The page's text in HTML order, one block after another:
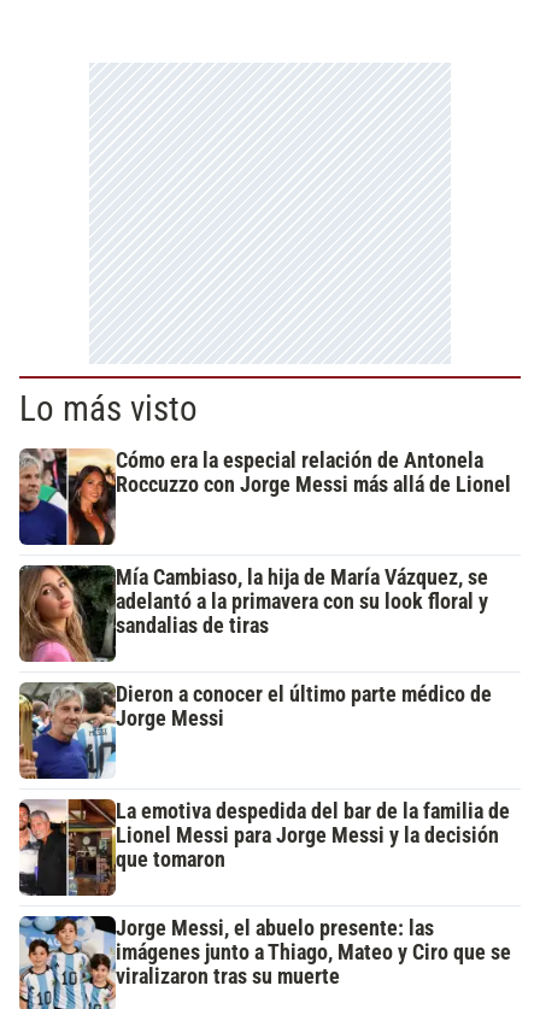
Lo más visto
Cómo era la especial relación de Antonela
Roccuzzo con Jorge Messi más allá de Lionel
Mía Cambiaso, la hija de María Vázquez, se
adelantó a la primavera con su look floral y
sandalias de tiras
Dieron a conocer el último parte médico de
Jorge Messi
La emotiva despedida del bar de la familia de
Lionel Messi para Jorge Messi y la decisión
que tomaron
Jorge Messi, el abuelo presente: las
imágenes junto a Thiago, Mateo y Ciro que se
viralizaron tras su muerte